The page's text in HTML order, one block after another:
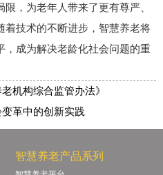
，为老年人带来了更有尊严、
着技术的不断进步，智慧养老将
，成为解决老龄化社会问题的重
机构综合监管办法》
革中的创新实践
智慧养老产品系列